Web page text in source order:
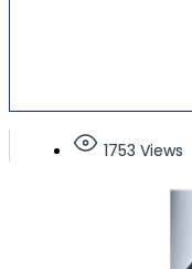
1753 Views